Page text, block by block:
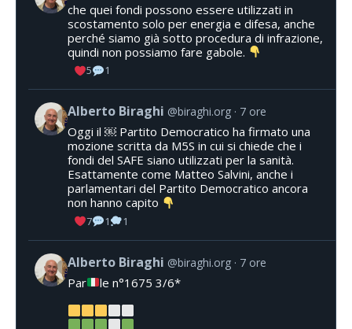
che quei fondi possono essere utilizzati in
scostamento solo per energia e difesa, anche
perché siamo già sotto procedura di infrazione,
quindi non possiamo fare gabole.
5 1
Alberto Biraghi @biraghi.org 7 ore
Oggi il ￼ Partito Democratico ha firmato una
mozione scritta da M5S in cui si chiede che i
fondi del SAFE siano utilizzati per la sanità.
Esattamente come Matteo Salvini, anche i
parlamentari del Partito Democratico ancora
non hanno capito
7 1 1
Alberto Biraghi @biraghi.org 7 ore
Par le n°1675 3/6*